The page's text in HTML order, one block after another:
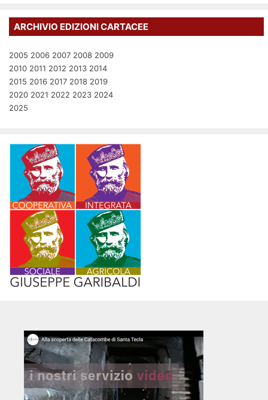
ARCHIVIO EDIZIONI CARTACEE
2005 2006 2007 2008 2009
2010 2011 2012 2013 2014
2015 2016 2017 2018 2019
2020 2021 2022 2023 2024
2025